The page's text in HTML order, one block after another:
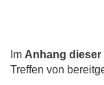
Im Anhang
Treffen von